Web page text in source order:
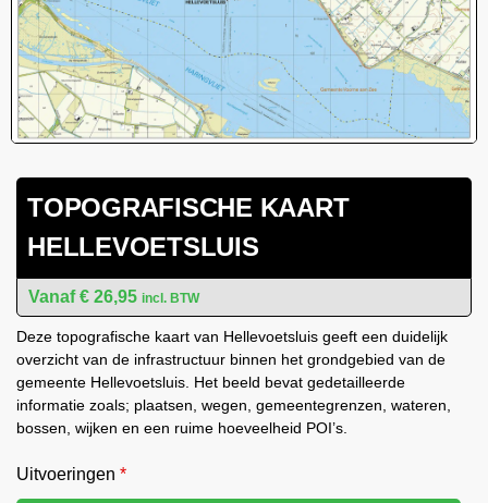
TOPOGRAFISCHE KAART
HELLEVOETSLUIS
€ 26,95 incl. BTW
Deze topografische kaart van Hellevoetsluis geeft een duidelijk
overzicht van de infrastructuur binnen het grondgebied van de
gemeente Hellevoetsluis. Het beeld bevat gedetailleerde
informatie zoals; plaatsen, wegen, gemeentegrenzen, wateren,
bossen, wijken en een ruime hoeveelheid POI’s.
Uitvoeringen *